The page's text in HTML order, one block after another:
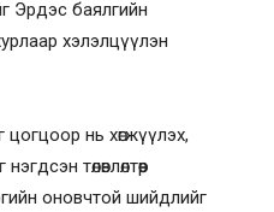
Эрдэс баялгийн
хурлаар хэлэлцүүлэн
нь хөгжүүлэх,
төлөвлөлтөөр
оновчтой шийдлийг